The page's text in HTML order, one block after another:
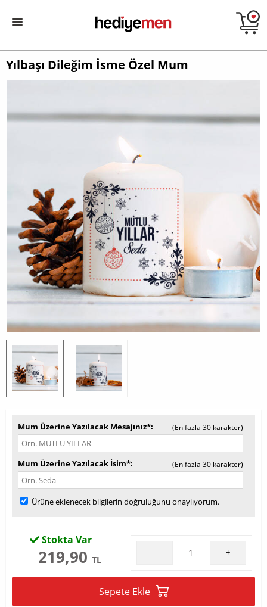
Yılbaşı Dileğim İsme Özel Mum
Mum Üzerine Yazılacak Mesajınız* (En fazla 30 karakter)
Mum Üzerine Yazılacak İsim* (En fazla 30 karakter)
Ürüne eklenecek bilgilerin doğruluğunu onaylıyorum.
Stokta Var
219,90 TL
- +
Sepete Ekle